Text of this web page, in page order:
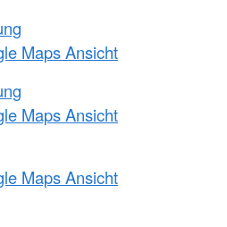
Maps Ansicht
Maps Ansicht
Maps Ansicht